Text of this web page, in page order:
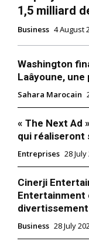
1,5 milliard
Business 4 August
Washington
Laâyoune, une
Sahara Marocain
« The Next Ad
qui réaliseront
Entreprises 28 July
Cinerji
Entertainment
divertissement
Business 28 July